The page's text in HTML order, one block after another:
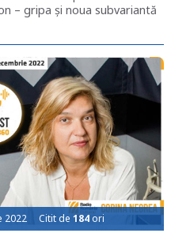
– gripa și noua subvariantă
2022 Citit de184 ori